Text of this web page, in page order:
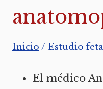
Inicio / Estudio
El médico